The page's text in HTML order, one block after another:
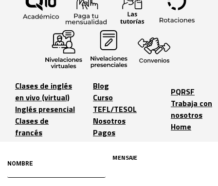
Clases de inglés
en vivo (virtual)
Inglés presencial
Clases de
francés
Blog
Curso
TEFL/TESOL
Nosotros
Pagos
PQRSF
Trabaja con
nosotros
Home